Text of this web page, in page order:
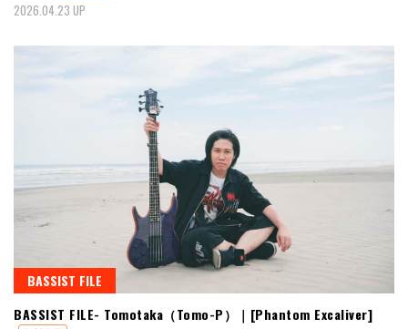
2026.04.23 UP
BASSIST FILE
BASSIST FILE- Tomotaka（Tomo-P）｜[Phantom Excaliver]